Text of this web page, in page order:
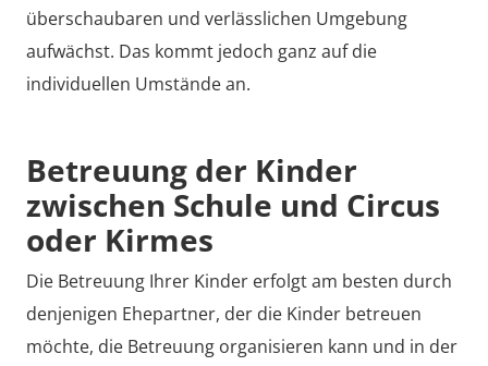
überschaubaren und verlässlichen Umgebung
aufwächst. Das kommt jedoch ganz auf die
individuellen Umstände an.
Betreuung der Kinder
zwischen Schule und Circus
oder Kirmes
Die Betreuung Ihrer Kinder erfolgt am besten durch
denjenigen Ehepartner, der die Kinder betreuen
möchte, die Betreuung organisieren kann und in der